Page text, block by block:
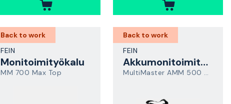
Back to work
FEIN
Monitoimityökalu
MM 700 Max Top
Back to work
FEIN
Akkumonitoimityökalu
MultiMaster AMM 500 AS